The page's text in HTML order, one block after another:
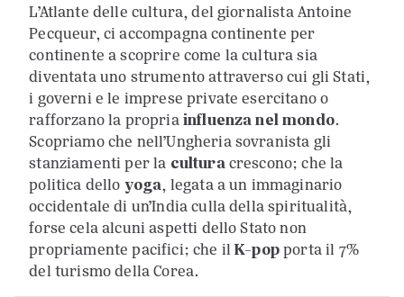
L’Atlante delle cultura, del giornalista Antoine
Pecqueur, ci accompagna continente per
continente a scoprire come la cultura sia
diventata uno strumento attraverso cui gli Stati,
i governi e le imprese private esercitano o
rafforzano la propriainfluenza nel mondo.
Scopriamo che nell’Ungheria sovranista gli
stanziamenti per la culturacrescono; che la
politica dello yoga, legata a un immaginario
occidentale di un’India culla della spiritualità,
forse cela alcuni aspetti dello Stato non
propriamente pacifici; che ilK-popporta il 7%
del turismo della Corea.